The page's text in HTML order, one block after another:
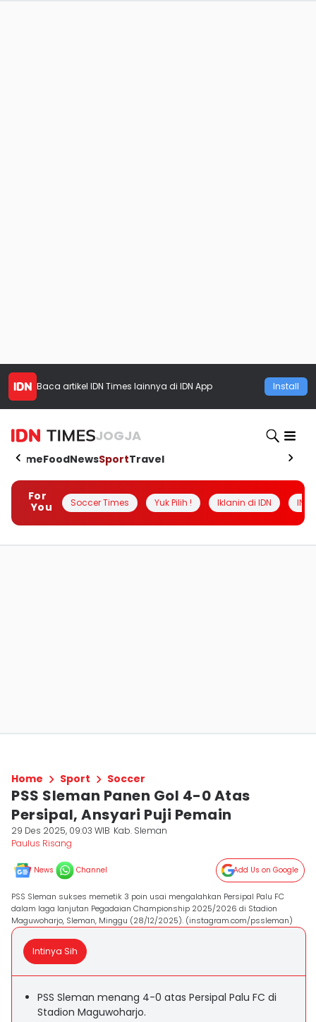
Baca artikel IDN Times lainnya di IDN App Install
JOGJA
HomeFoodNewsSportTravel
For
You
Soccer Times Yuk Pilih ! Iklanin di IDN
Home Sport Soccer
PSS Sleman Panen Gol 4-0 Atas
Persipal, Ansyari Puji Pemain
29 Des 2025, 09:03 WIB Kab. Sleman
Paulus Risang
News Channel Add Us on Google
PSS Sleman sukses memetik 3 poin usai mengalahkan Persipal Palu FC
dalam laga lanjutan Pegadaian Championship 2025/2026 di Stadion
Maguwoharjo, Sleman, Minggu (28/12/2025). (instagram.com/pssleman)
Intinya Sih
PSS Sleman menang 4-0 atas Persipal Palu FC di
Stadion Maguwoharjo.